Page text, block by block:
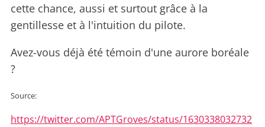
cette chance, aussi et surtout grâce à la
gentillesse et à l'intuition du pilote.
Avez-vous déjà été témoin d'une aurore boréale
?
Source:
https://twitter.com/APTGroves/status/1630338032732